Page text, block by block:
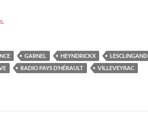
Midi Libre » et « Radio Hérault »
GARNEL HEYNDRICKX
LESCLINGAND
RADIO PAYS D’HÉRAULT
VILLEVEYRAC